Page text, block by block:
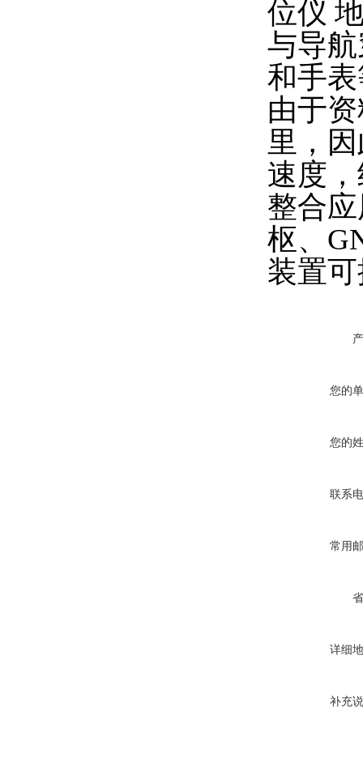
位仪
与导
和手
由于
里，
速度
整合
枢、
装置
您的
您的
联系
常用
详细
补充